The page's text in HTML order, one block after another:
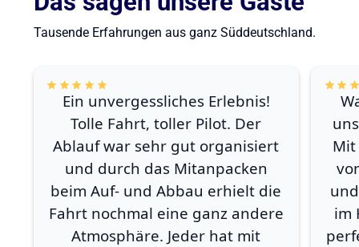
Tausende Erfahrungen aus ganz Süddeutschland.
Ein unvergessliches Erlebnis!
Tolle Fahrt, toller Pilot. Der
Ablauf war sehr gut organisiert
und durch das Mitanpacken
beim Auf- und Abbau erhielt die
Fahrt nochmal eine ganz andere
Atmosphäre. Jeder hat mit
im